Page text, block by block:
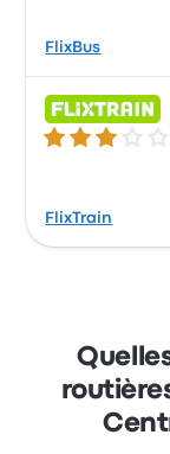
FlixBus
3.0 sur 5
FlixTrain